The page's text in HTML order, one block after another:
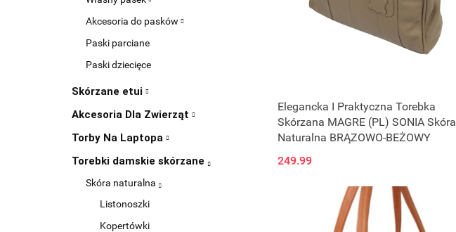
Akcesoria do pasków
Paski parciane
Paski dziecięce
Skórzane etui
Akcesoria Dla Zwierząt
Torby Na Laptopa
Torebki damskie skórzane
Skóra naturalna
Listonoszki
Kopertówki
Elegancka I Praktyczna Torebka
Skórzana MAGRE (PL) SONIA Skóra
Naturalna BRĄZOWO-BEŻOWY
249.99